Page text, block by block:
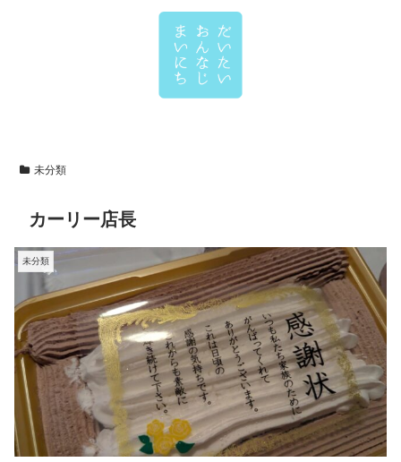
未分類
カーリー店長
未分類